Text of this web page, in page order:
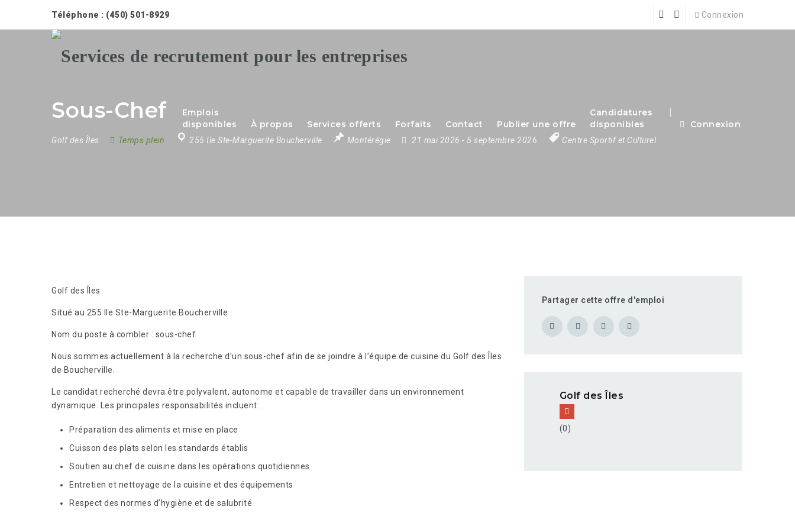
Téléphone : (450) 501-8929 Connexion
Emplois
disponibles
À propos Services offerts Forfaits Contact Publier une offre
Candidatures
disponibles
Connexion
Sous-Chef
Golf des Îles Temps plein 255 Ile Ste-Marguerite Boucherville Montérégie 21 mai 2026 - 5 septembre 2026 Centre Sportif et Culturel
Golf des Îles
Situé au 255 Ile Ste-Marguerite Boucherville
Nom du poste à combler : sous-chef
Nous sommes actuellement à la recherche d’un sous-chef afin de se joindre à l’équipe de cuisine du Golf des Îles
de Boucherville.
Le candidat recherché devra être polyvalent, autonome et capable de travailler dans un environnement
dynamique. Les principales responsabilités incluent :
Préparation des aliments et mise en place
Cuisson des plats selon les standards établis
Soutien au chef de cuisine dans les opérations quotidiennes
Entretien et nettoyage de la cuisine et des équipements
Respect des normes d’hygiène et de salubrité
Partager cette offre d'emploi
Golf des Îles
(0)